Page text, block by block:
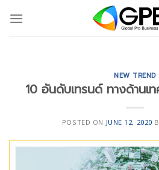
NEW TREND
10 อันดับเทรนด์ ทางด้านเ
POSTED ON JUNE 12, 2020